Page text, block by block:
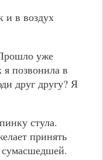
и в воздух
уже
позвонила в
друг другу? Я
стула.
принять